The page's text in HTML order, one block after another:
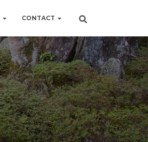
CONTACT